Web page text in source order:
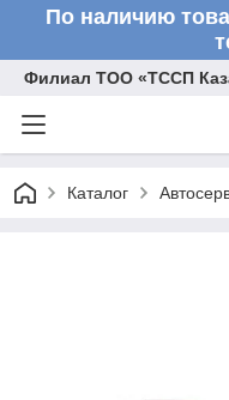
По наличию
Филиал ТОО «ТССП
Каталог